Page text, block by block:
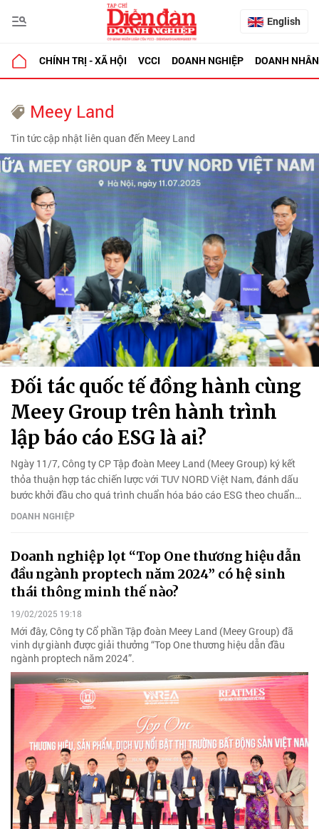
English
CHÍNH TRỊ - XÃ HỘI VCCI DOANH NGHIỆP DOANH NHÂN
Meey Land
Tin tức cập nhật liên quan đến Meey Land
Đối tác quốc tế đồng hành cùng
Meey Group trên hành trình
lập báo cáo ESG là ai?
Ngày 11/7, Công ty CP Tập đoàn Meey Land (Meey Group) ký kết
thỏa thuận hợp tác chiến lược với TUV NORD Việt Nam, đánh dấu
bước khởi đầu cho quá trình chuẩn hóa báo cáo ESG theo chuẩn
GRI.
DOANH NGHIỆP
Doanh nghiệp lọt “Top One thương hiệu dẫn
đầu ngành proptech năm 2024” có hệ sinh
thái thông minh thế nào?
19/02/2025 19:18
Mới đây, Công ty Cổ phần Tập đoàn Meey Land (Meey Group) đã
vinh dự giành được giải thưởng “Top One thương hiệu dẫn đầu
ngành proptech năm 2024”.